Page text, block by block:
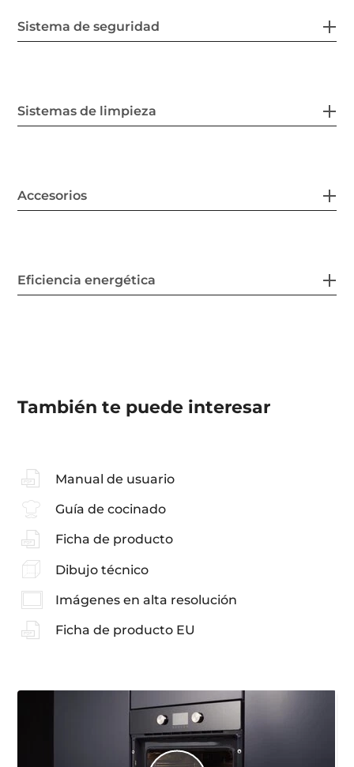
Sistema de seguridad
Sistemas de limpieza
Accesorios
Eficiencia energética
También te puede interesar
Manual de usuario
Guía de cocinado
Ficha de producto
Dibujo técnico
Imágenes en alta resolución
Ficha de producto EU